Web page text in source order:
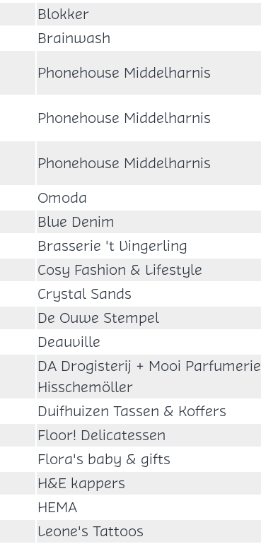
Blokker
Brainwash
Phonehouse Middelharnis
Phonehouse Middelharnis
Phonehouse Middelharnis
Omoda
Blue Denim
Brasserie 't Vingerling
Cosy Fashion & Lifestyle
Crystal Sands
De Ouwe Stempel
Deauville
DA Drogisterij + Mooi Parfumerie
Hisschemöller
Duifhuizen Tassen & Koffers
Floor! Delicatessen
Flora's baby & gifts
H&E kappers
HEMA
Leone's Tattoos